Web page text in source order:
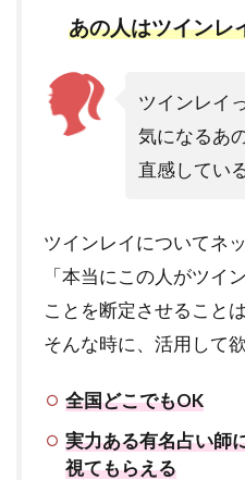
あの人はツインレ
ツインレイ
気になるあ
直感している
ツインレイについてネ
「本当にこの人がツイ
ことを断定させること
そんな時に、活用して
全国どこでもOK
実力ある有名占い師
視てもらえる